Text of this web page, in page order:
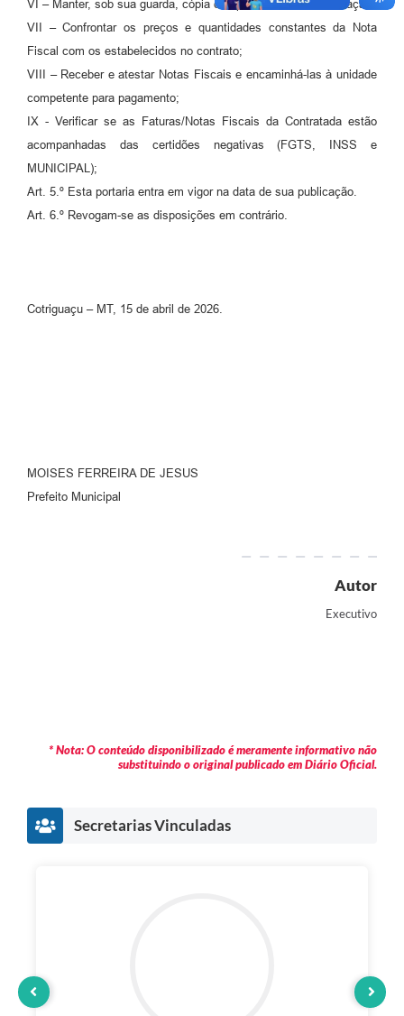
VI – Manter, sob sua guarda, cópia dos processos de contratação;
VII – Confrontar os preços e quantidades constantes da Nota
Fiscal com os estabelecidos no contrato;
VIII – Receber e atestar Notas Fiscais e encaminhá-las à unidade
competente para pagamento;
IX - Verificar se as Faturas/Notas Fiscais da Contratada estão
acompanhadas das certidões negativas (FGTS, INSS e
MUNICIPAL);
Art. 5.º Esta portaria entra em vigor na data de sua publicação.
Art. 6.º Revogam-se as disposições em contrário.
Cotriguaçu – MT, 15 de abril de 2026.
MOISES FERREIRA DE JESUS
Prefeito Municipal
Autor
Executivo
* Nota: O conteúdo disponibilizado é meramente informativo não
substituindo o original publicado em Diário Oficial.
Secretarias Vinculadas